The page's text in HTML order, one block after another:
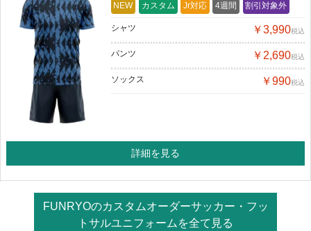
NEW カスタム Jr対応 4週間 割引対象外
シャツ ￥3,990税込
パンツ ￥2,690税込
ソックス ￥990税込
詳細を見る
FUNRYOのカスタムオーダーサッカー・フッ
トサルユニフォームを全て見る